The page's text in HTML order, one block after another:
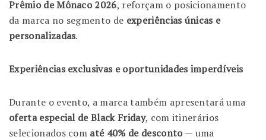
Prêmio de Mônaco 2026, reforçam o posicionamento
da marca no segmento de experiências únicas e
personalizadas.
Experiências exclusivas e oportunidades imperdíveis
Durante o evento, a marca também apresentará uma
oferta especial de Black Friday, com itinerários
selecionados com até 40% de desconto— uma